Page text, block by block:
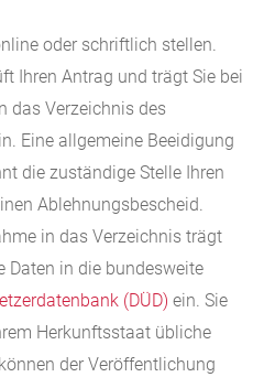
oder schriftlich stellen.
Ihren Antrag und trägt Sie bei
das Verzeichnis des
Eine allgemeine Beeidigung
die zuständige Stelle Ihren
Ablehnungsbescheid.
in das Verzeichnis trägt
Daten in die bundesweite
(DÜD) ein. Sie
Herkunftsstaat übliche
der Veröffentlichung